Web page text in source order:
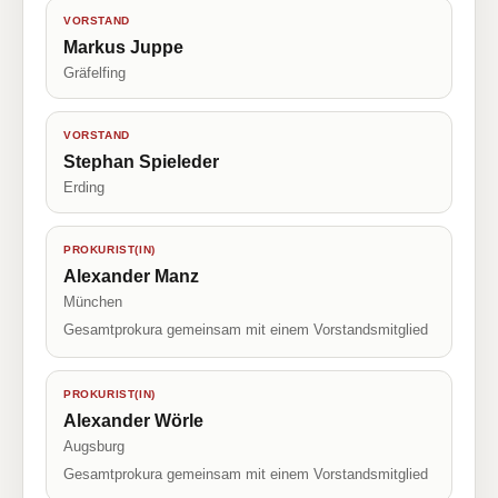
VORSTAND
Markus Juppe
Gräfelfing
VORSTAND
Stephan Spieleder
Erding
PROKURIST(IN)
Alexander Manz
München
Gesamtprokura gemeinsam mit einem Vorstandsmitglied
PROKURIST(IN)
Alexander Wörle
Augsburg
Gesamtprokura gemeinsam mit einem Vorstandsmitglied